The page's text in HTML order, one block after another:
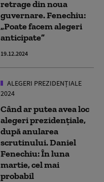
retrage din noua
guvernare. Fenechiu:
„Poate facem alegeri
anticipate”
19.12.2024
ALEGERI PREZIDENȚIALE
2024
Când ar putea avea loc
alegeri prezidențiale,
după anularea
scrutinului. Daniel
Fenechiu: În luna
martie, cel mai
probabil